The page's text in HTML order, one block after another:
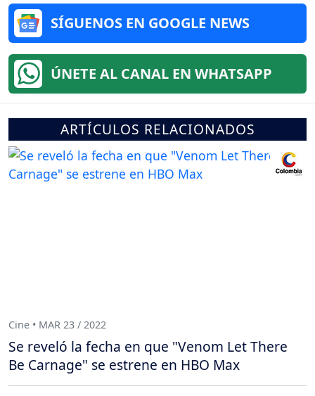
SÍGUENOS EN GOOGLE NEWS
ÚNETE AL CANAL EN WHATSAPP
ARTÍCULOS RELACIONADOS
Cine • MAR 23 / 2022
Se reveló la fecha en que "Venom Let There
Be Carnage" se estrene en HBO Max